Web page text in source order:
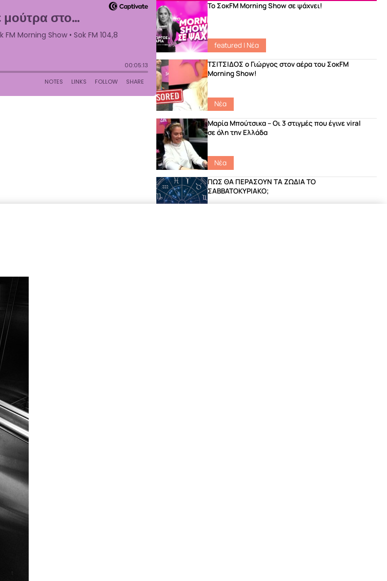
Το ΣοκFM Morning Show σε ψάχνει!
featured | Νέα
ΤΣΙΤΣΙΔΟΣ ο Γιώργος στον αέρα του ΣοκFM
Morning Show!
Νέα
Μαρία Μπούτσικα – Οι 3 στιγμές που έγινε viral
σε όλη την Ελλάδα
Νέα
ΠΩΣ ΘΑ ΠΕΡΑΣΟΥΝ ΤΑ ΖΩΔΙΑ ΤΟ
ΣΑΒΒΑΤΟΚΥΡΙΑΚΟ;